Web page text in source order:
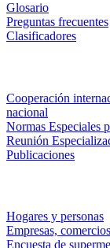
Glosario
Preguntas frecuentes
Clasificadores
Cooperación
nacional
Normas Especiales
Reunión
Publicaciones
Hogares y personas
Empresas,
Encuesta de